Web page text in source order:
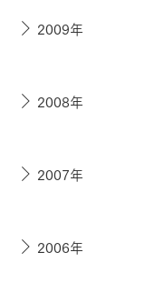
2009年
2008年
2007年
2006年